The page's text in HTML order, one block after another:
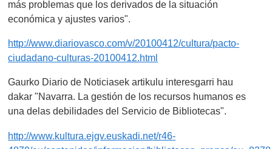
más problemas que los derivados de la situación
económica y ajustes varios".
http://www.diariovasco.com/v/20100412/cultura/pacto-
ciudadano-culturas-20100412.html
Gaurko Diario de Noticiasek artikulu interesgarri hau
dakar "Navarra. La gestión de los recursos humanos es
una delas debilidades del Servicio de Bibliotecas".
http://www.kultura.ejgv.euskadi.net/r46-